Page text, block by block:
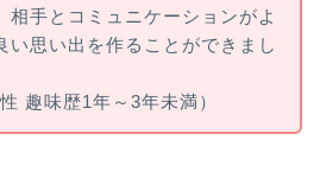
相手とコミュニケーションがよ
い思い出を作ることができまし
趣味歴1年～3年未満）